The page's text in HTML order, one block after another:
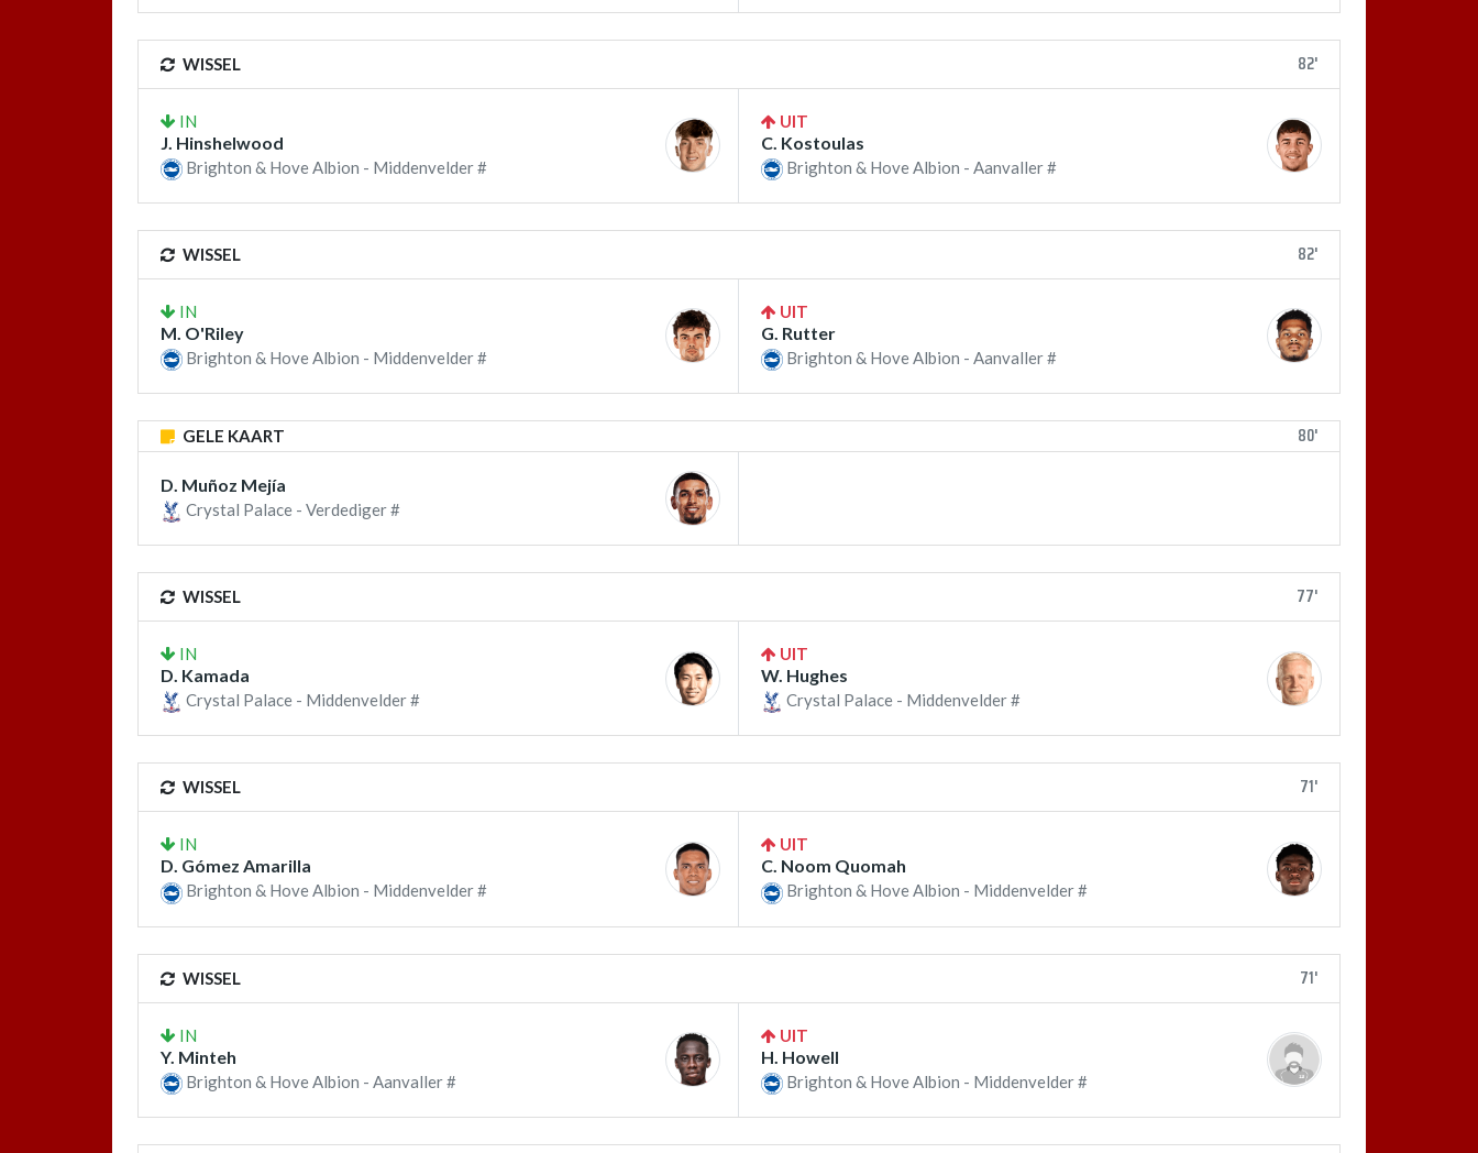
WISSEL 82'
IN
J. Hinshelwood
Brighton & Hove Albion - Middenvelder #
UIT
C. Kostoulas
Brighton & Hove Albion - Aanvaller #
WISSEL 82'
IN
M. O'Riley
Brighton & Hove Albion - Middenvelder #
UIT
G. Rutter
Brighton & Hove Albion - Aanvaller #
GELE KAART 80'
D. Muñoz Mejía
Crystal Palace - Verdediger #
WISSEL 77'
IN
D. Kamada
Crystal Palace - Middenvelder #
UIT
W. Hughes
Crystal Palace - Middenvelder #
WISSEL 71'
IN
D. Gómez Amarilla
Brighton & Hove Albion - Middenvelder #
UIT
C. Noom Quomah
Brighton & Hove Albion - Middenvelder #
WISSEL 71'
IN
Y. Minteh
Brighton & Hove Albion - Aanvaller #
UIT
H. Howell
Brighton & Hove Albion - Middenvelder #